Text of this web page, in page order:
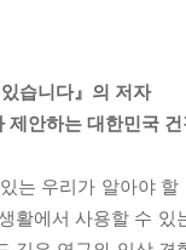
습니다』의 저자
제안하는 대한민국
는 우리가 알아야
활에서 사용할 수